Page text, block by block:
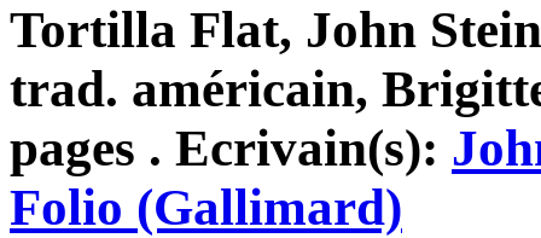
Tortilla Flat, John
trad. américain,
pages . Ecrivain(s):
Folio (Gallimard)